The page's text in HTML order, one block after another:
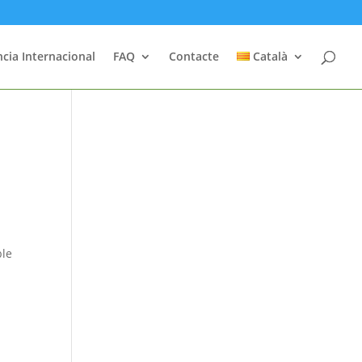
Internacional FAQ Contacte Català